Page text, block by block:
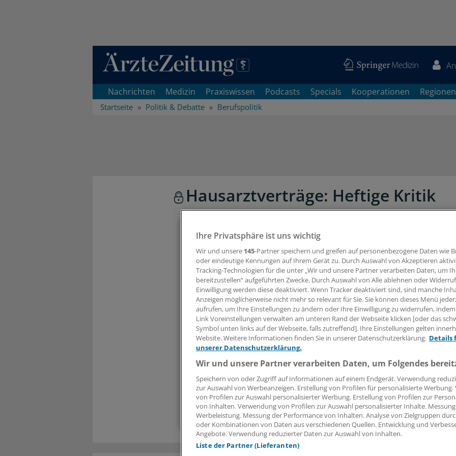
Direkt zum Inhaltsbereich
Nachrichten Medizin Praxiswissen Podcasts Specials Kooperationen Regionen
Startseite Politik & Debatte Berufspolitik
Hausarztverträge: Heftige Kritik
Liebe Leserin, lieber Leser,
den vollständigen Beitrag können Sie lesen, sobald Sie sich eingeloggt
Jetzt anmelden »
Kostenlos
Kennwort vergessen?
Ein anderes Problem beim Login?
Die Anmeldung ist mit wenigen Klicks erledigt und kostenlos.
Ihre Vorteile des kostenlosen Login:
MehrAnalysen, Hintergründe und Infografiken
ExklusiveInterviews und Praxis-Tipps
Zugriff auf allemedizinischen Berichte und Kommentare
Voraussetzungen für den Zugang
Ihre Privatsphäre ist uns wichtig
Wir und unsere 145-Partner speichern und greifen auf personenbezogene Daten wie
oder eindeutige Kennungen auf Ihrem Gerät zu. Durch Auswahl von Akzeptieren
Tracking-Technologien für die unter „Wir und unsere Partner verarbeiten Daten, um
bereitzustellen“ aufgeführten Zwecke. Durch Auswahl von Alle ablehnen oder
Einwilligung werden diese deaktiviert. Wenn Tracker deaktiviert sind, sind manche
Anzeigen möglicherweise nicht mehr so relevant für Sie. Sie können dieses Menü
aufrufen, um Ihre Einstellungen zu ändern oder Ihre Einwilligung zu widerrufen, indem
Link Voreinstellungen verwalten am unteren Rand der Webseite klicken [oder das
Symbol unten links auf der Webseite, falls zutreffend]. Ihre Einstellungen gelten
Website. Weitere Informationen finden Sie in unserer Datenschutzerklärung. Details
unserer Datenschutzerklärung.
Wir und unsere Partner verarbeiten Daten, um Folgendes
Speichern von oder Zugriff auf Informationen auf einem Endgerät. Verwendung
zur Auswahl von Werbeanzeigen. Erstellung von Profilen für personalisierte
von Profilen zur Auswahl personalisierter Werbung. Erstellung von Profilen zur
von Inhalten. Verwendung von Profilen zur Auswahl personalisierter Inhalte.
Werbeleistung. Messung der Performance von Inhalten. Analyse von Zielgruppen
oder Kombinationen von Daten aus verschiedenen Quellen. Entwicklung und
Angebote. Verwendung reduzierter Daten zur Auswahl von Inhalten.
Liste der Partner (Lieferanten)